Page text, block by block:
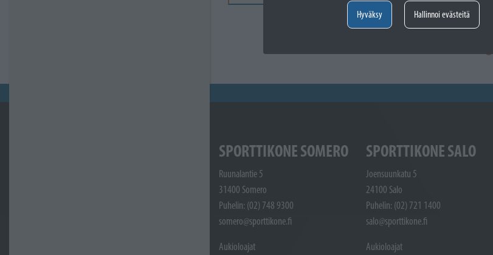
Hyväksy Hallinnoi evästeitä
SPORTTIKONE SOMERO
Ruunalantie 5
31400 Somero
Puhelin: (02) 748 9300
somero@sporttikone.fi
Aukioloajat
SPORTTIKONE SALO
Joensuunkatu 5
24100 Salo
Puhelin: (02) 721 1400
salo@sporttikone.fi
Aukioloajat